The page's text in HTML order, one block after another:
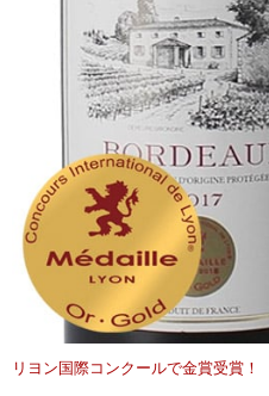
リヨン国際コンクールで金賞受賞！